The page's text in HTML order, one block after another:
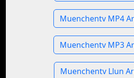
Muenchentv MP4
Muenchentv MP3
Muenchentv Llun